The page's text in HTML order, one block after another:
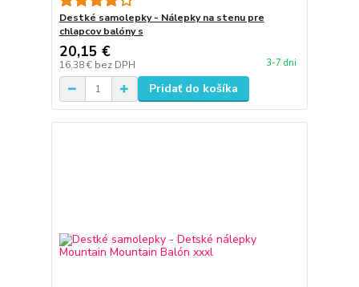
Destké samolepky - Nálepky na stenu pre
chlapcov balóny s
20,15 €
16,38 € bez DPH 3-7 dni
Pridať do košíka